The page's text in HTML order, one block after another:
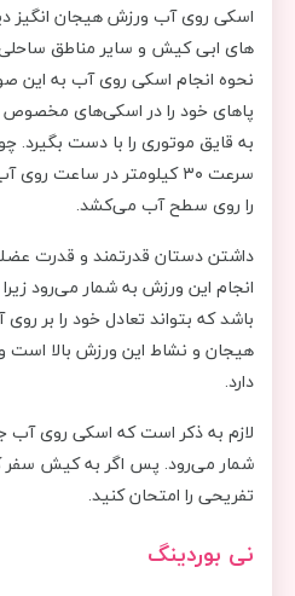
اسکی روی آب ورزش هیجان انگیز
های ابی کیش و سایر مناطق
نحوه انجام اسکی روی آب به این
پاهای خود را در اسکی‌های
به قایق موتوری را با دست بگیرد.
سرعت ۳۰ کیلومتر در ساعت
را روی سطح آب می‌کشد.
داشتن دستان قدرتمند و قدرت
انجام این ورزش به شمار می‌رود زیرا
باشد که بتواند تعادل خود را بر
هیجان و نشاط این ورزش بالا است
دارد.
لازم به ذکر است که اسکی روی
شمار می‌رود. پس اگر به کیش سفر
تفریحی را امتحان کنید.
نی بوردینگ